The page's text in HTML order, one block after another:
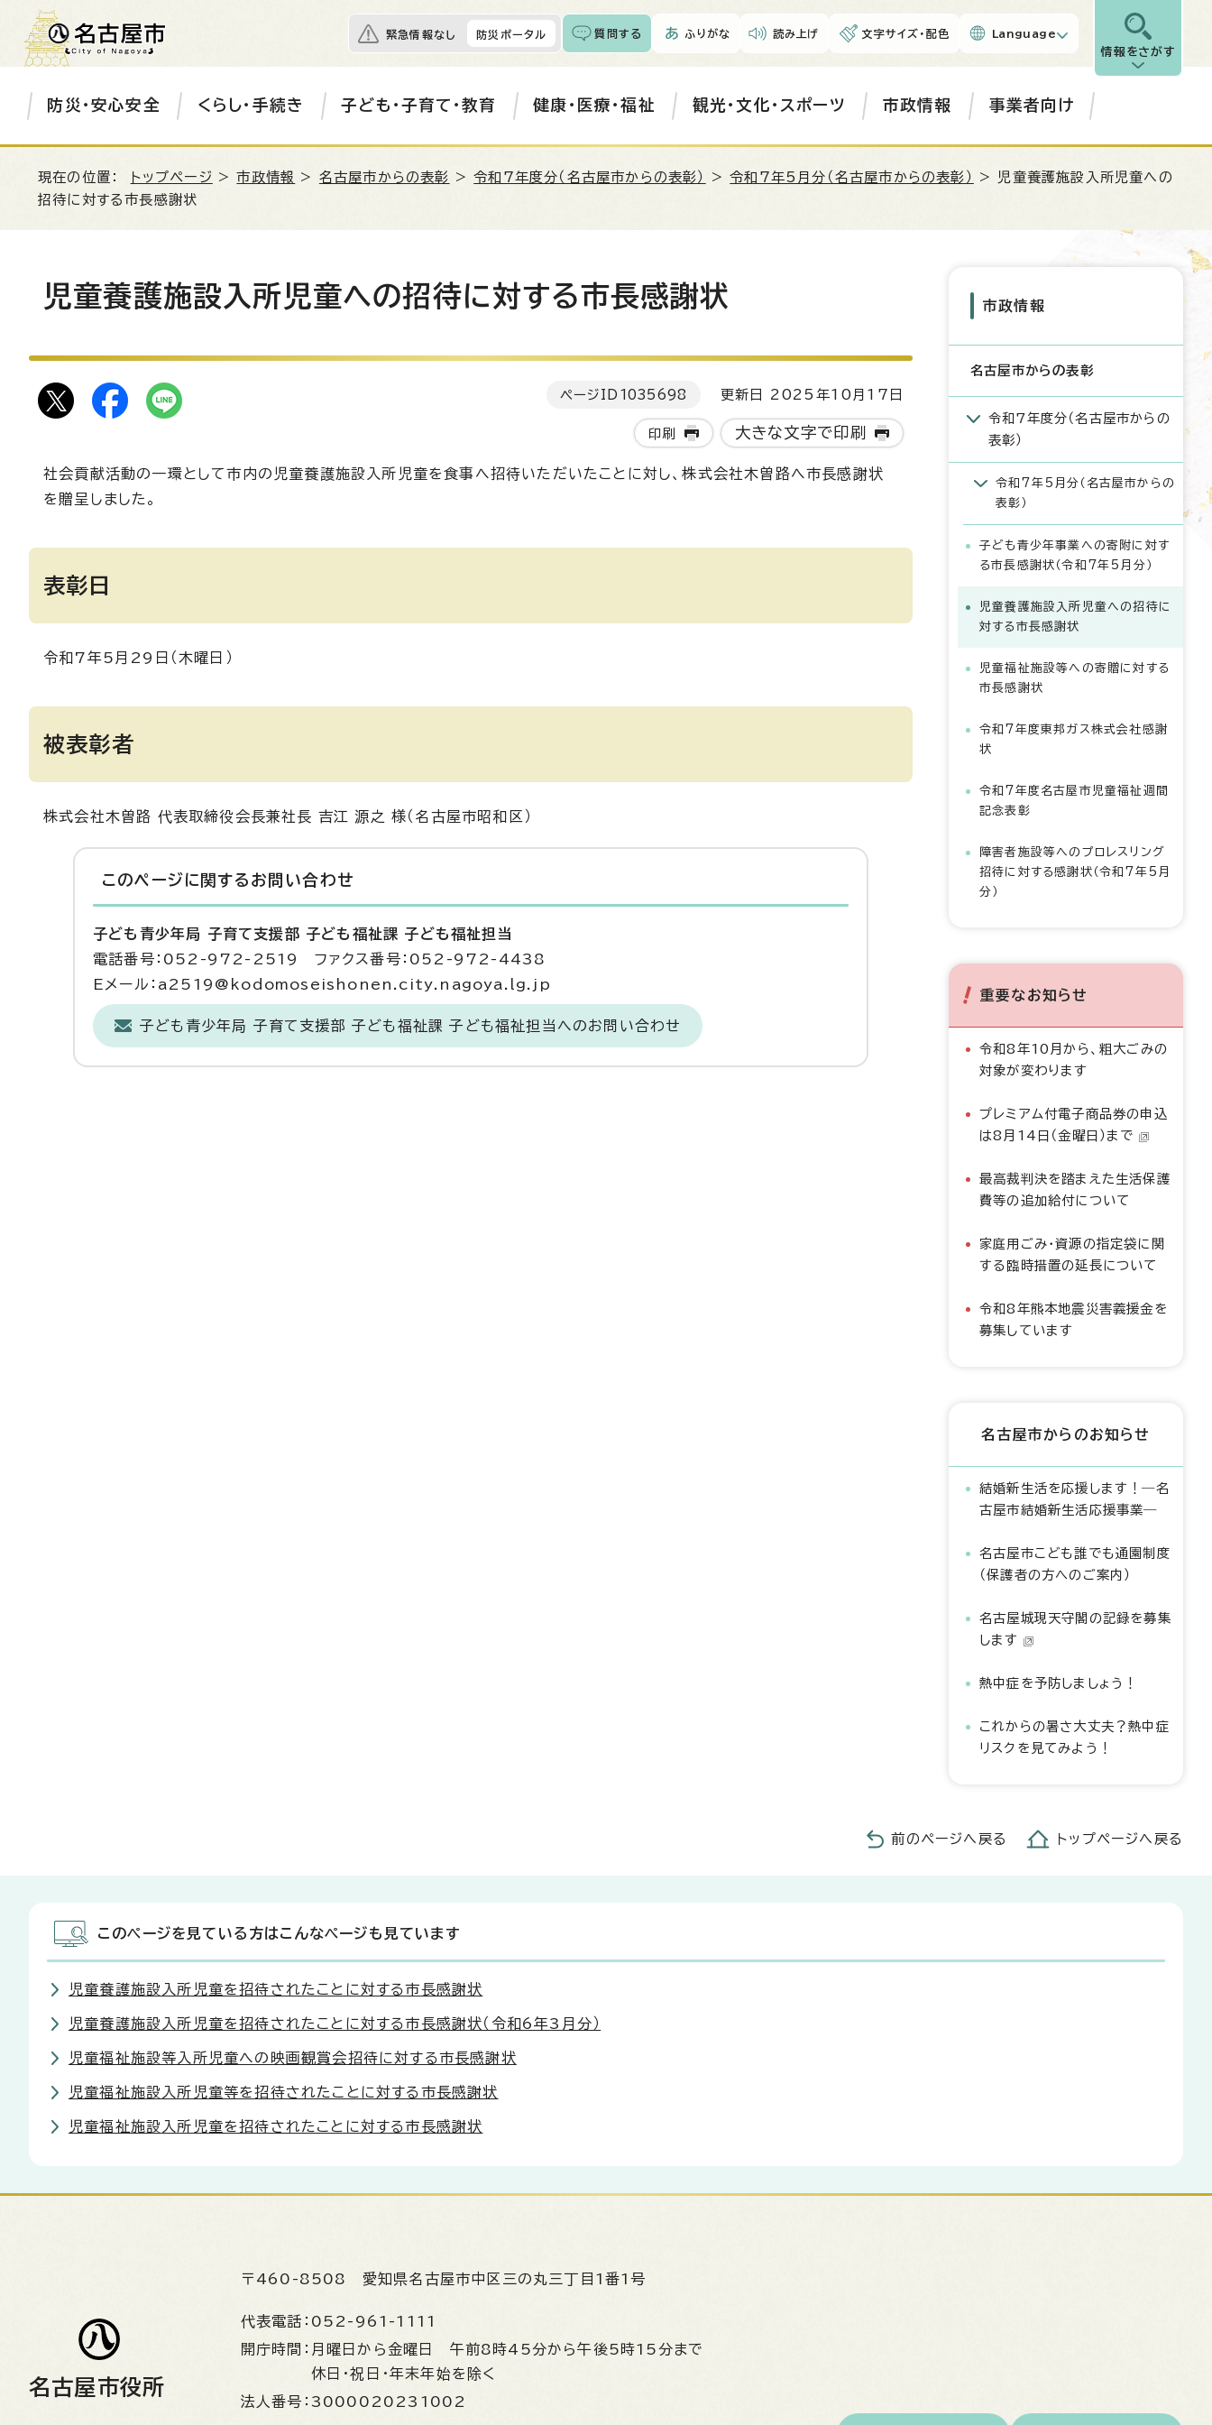
緊急情報なし 防災ポータル 質問する ふりがな 読み上げ 文字サイズ・配色 Language
情報をさがす
防災・安心安全 くらし・手続き 子ども・子育て・教育 健康・医療・福祉 観光・文化・スポーツ 市政情報 事業者向け
現在の位置： トップページ >市政情報 > 名古屋市からの表彰 >令和7年度分（名古屋市からの表彰） >令和7年5月分（名古屋市からの表彰）
> 児童養護施設入所児童への
招待に対する市長感謝状
児童養護施設入所児童への招待に対する市長感謝状
ページID 1035698 更新日 2025年10月17日
印刷 大きな文字で印刷
社会貢献活動の一環として市内の児童養護施設入所児童を食事へ招待いただいたことに対し、株式会社木曽路へ市長感謝状
を贈呈しました。
表彰日
令和7年5月29日（木曜日）
被表彰者
株式会社木曽路 代表取締役会長兼社長 吉江 源之 様（名古屋市昭和区）
このページに関する お問い合わせ
子ども青少年局 子育て支援部 子ども福祉課 子ども福祉担当
電話番号：052-972-2519 ファクス番号：052-972-4438
Eメール：a2519@kodomoseishonen.city.nagoya.lg.jp
子ども青少年局 子育て支援部 子ども福祉課 子ども福祉担当へのお問い合わせ
市政情報
名古屋市からの表彰
令和7年度分（名古屋市からの
表彰）
令和7年5月分（名古屋市からの
表彰）
子ども青少年事業への寄附に対す
る市長感謝状（令和7年5月分）
児童養護施設入所児童への招待に
対する市長感謝状
児童福祉施設等への寄贈に対する
市長感謝状
令和7年度東邦ガス株式会社感謝
状
令和7年度名古屋市児童福祉週間
記念表彰
障害者施設等へのプロレスリング
招待に対する感謝状（令和7年5月
分）
重要なお知らせ
令和8年10月から、粗大ごみの
対象が変わります
プレミアム付電子商品券の申込
は8月14日（金曜日）まで
最高裁判決を踏まえた生活保護
費等の追加給付について
家庭用ごみ・資源の指定袋に関
する臨時措置の延長について
令和8年熊本地震災害義援金を
募集しています
名古屋市からのお知らせ
結婚新生活を応援します！―名
古屋市結婚新生活応援事業―
名古屋市こども誰でも通園制度
（保護者の方へのご案内）
名古屋城現天守閣の記録を募集
します
熱中症を予防しましょう！
これからの暑さ大丈夫？熱中症
リスクを見てみよう！
前のページへ戻る トップページへ戻る
このページを見ている方はこんなページも見ています
児童養護施設入所児童を招待されたことに対する市長感謝状
児童養護施設入所児童を招待されたことに対する市長感謝状（令和6年3月分）
児童福祉施設等入所児童への映画観賞会招待に対する市長感謝状
児童福祉施設入所児童等を招待されたことに対する市長感謝状
児童福祉施設入所児童を招待されたことに対する市長感謝状
名古屋市役所
〒460-8508 愛知県名古屋市中区三の丸三丁目1番1号
代表電話： 052-961-1111
開庁時間： 月曜日から金曜日 午前8時45分から午後5時15分まで
休日・祝日・年末年始を除く
法人番号： 3000020231002